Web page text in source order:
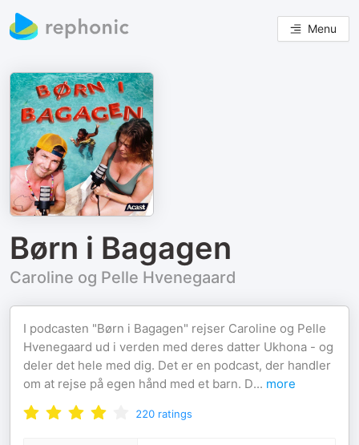
Menu
Børn i Bagagen
Caroline og Pelle Hvenegaard
I podcasten "Børn i Bagagen" rejser Caroline og Pelle
Hvenegaard ud i verden med deres datter Ukhona - og
deler det hele med dig. Det er en podcast, der handler
om at rejse på egen hånd med et barn. D... more
220 ratings